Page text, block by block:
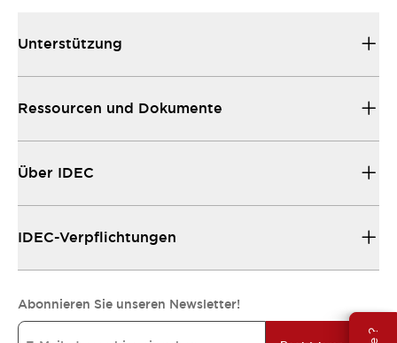
Unterstützung
Ressourcen und Dokumente
Über IDEC
IDEC-Verpflichtungen
Abonnieren Sie unseren Newsletter!